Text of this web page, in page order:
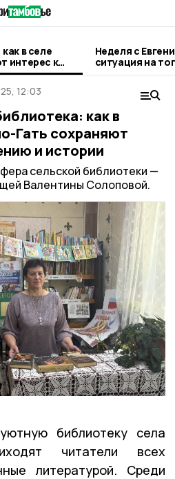
в селе
интерес к
Неделя с
ситуация на
городе и
12:03
как в
Гать сохраняют
и истории
сельской библиотеки —
Валентины Солоповой.
библиотеку села
читатели всех
литературой. Среди